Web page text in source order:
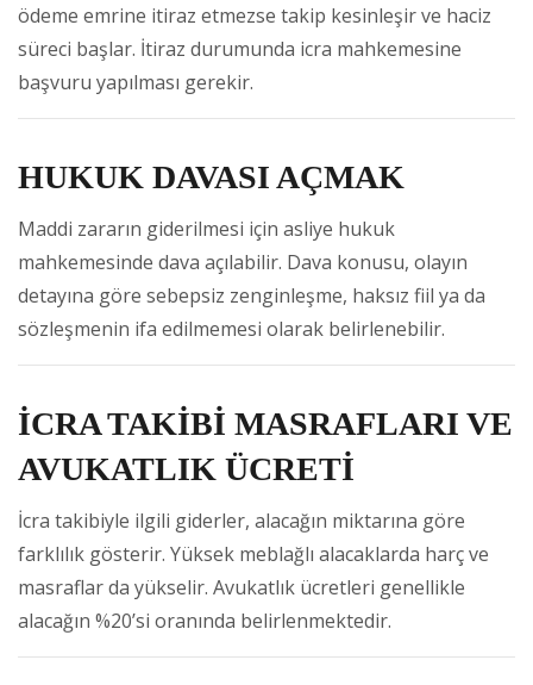
ödeme emrine itiraz etmezse takip kesinleşir ve haciz
süreci başlar. İtiraz durumunda icra mahkemesine
başvuru yapılması gerekir.
HUKUK DAVASI AÇMAK
Maddi zararın giderilmesi için asliye hukuk
mahkemesinde dava açılabilir. Dava konusu, olayın
detayına göre sebepsiz zenginleşme, haksız fiil ya da
sözleşmenin ifa edilmemesi olarak belirlenebilir.
İCRA TAKİBİ MASRAFLARI VE
AVUKATLIK ÜCRETİ
İcra takibiyle ilgili giderler, alacağın miktarına göre
farklılık gösterir. Yüksek meblağlı alacaklarda harç ve
masraflar da yükselir. Avukatlık ücretleri genellikle
alacağın %20’si oranında belirlenmektedir.